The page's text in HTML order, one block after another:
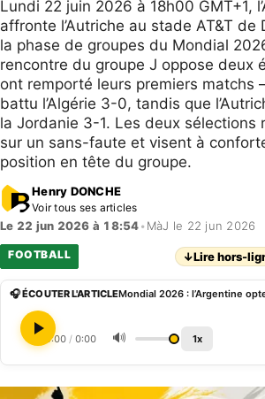
Lundi 22 juin 2026 à 18h00 GMT+1,
affronte l’Autriche au stade AT&T de
la phase de groupes du Mondial
rencontre du groupe J oppose deux
ont remporté leurs premiers matchs
battu l’Algérie 3-0, tandis que
la Jordanie 3-1. Les deux sélections
sur un sans-faute et visent à
position en tête du groupe.
Henry DONCHE
Voir tous ses articles
Le 22 jun 2026 à 18:54• MàJ le 22 jun 2026
FOOTBALL ↓Lire hors-
🎧 ÉCOUTER L'ARTICLE
0:00 / 0:00 🔊 1x